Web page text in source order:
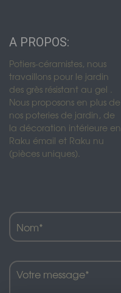
A PROPOS:
Potiers-céramistes, nous
travaillons pour le jardin
des grès résistant au gel .
Nous proposons en plus de
nos poteries de jardin, de
la décoration intérieure en
Raku émail et Raku nu
(pièces uniques).